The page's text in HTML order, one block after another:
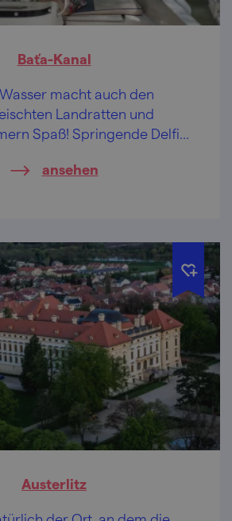
Baťa-Kanal
macht auch den
Landratten und
Spaß! Springende Delfine
die Sehenswürdigkeiten in
ansehen
Austerlitz